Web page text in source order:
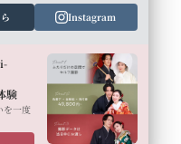
Instagram
験
を一度